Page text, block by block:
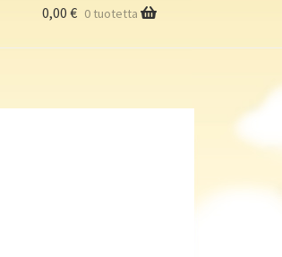
0,00 € 0 tuotetta